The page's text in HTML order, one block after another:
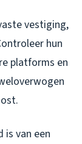
vestiging,
hun
platforms en
is van een